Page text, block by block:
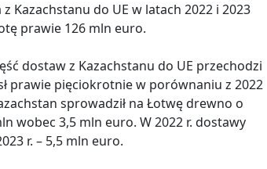
do UE w latach 2022 i 2023
prawie 126 mln euro.
dostaw z Kazachstanu do UE przechodzi
prawie pięciokrotnie w porównaniu z 2022
sprowadził na Łotwę drewno o
wobec 3,5 mln euro. W 2022 r. dostawy
r. – 5,5 mln euro.